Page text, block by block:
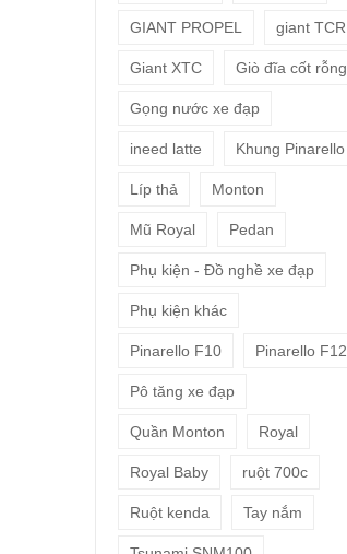
GIANT PROPEL giant TCR
Giant XTC Giò đĩa cốt rỗng
Gọng nước xe đạp
ineed latte Khung Pinarello
Líp thả Monton
Mũ Royal Pedan
Phụ kiện - Đồ nghề xe đạp
Phụ kiện khác
Pinarello F10 Pinarello F12
Pô tăng xe đạp
Quần Monton Royal
Royal Baby ruột 700c
Ruột kenda Tay nắm